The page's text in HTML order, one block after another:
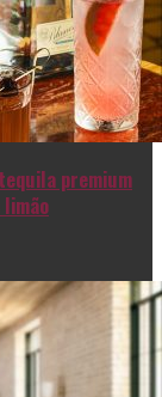
premium